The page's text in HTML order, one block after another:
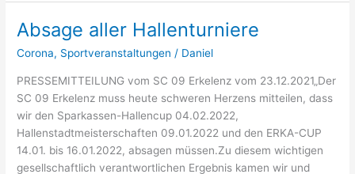
Absage aller Hallenturniere
Corona, Sportveranstaltungen / Daniel
PRESSEMITTEILUNG vom SC 09 Erkelenz vom 23.12.2021„Der
SC 09 Erkelenz muss heute schweren Herzens mitteilen, dass
wir den Sparkassen-Hallencup 04.02.2022,
Hallenstadtmeisterschaften 09.01.2022 und den ERKA-CUP
14.01. bis 16.01.2022, absagen müssen.Zu diesem wichtigen
gesellschaftlich verantwortlichen Ergebnis kamen wir und